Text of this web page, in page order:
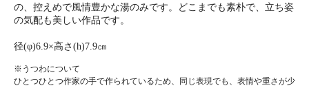
の、控えめで風情豊かな湯のみです。どこまでも素朴で、立ち姿
の気配も美しい作品です。
径(φ)6.9×高さ(h)7.9㎝
※うつわについて
ひとつひとつ作家の手で作られているため、同じ表現でも、表情や重さが少